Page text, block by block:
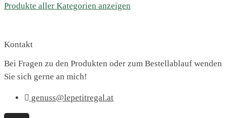
Produkte aller Kategorien anzeigen
Kontakt
Bei Fragen zu den Produkten oder zum Bestellablauf wenden
Sie sich gerne an mich!
genuss@lepetitregal.at